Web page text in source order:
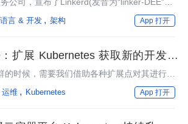
是一个基于微服务的原生云应用程序的开
Bouyant 的创始人和首席执行官William
语言 & 开发 架构 App 打开
扩展 Kubernetes 获取新的开发体
时候，需要我们借助各种扩展点对其进行自
项目将会从根本上改变这种现象。
运维 Kubernetes App 打开